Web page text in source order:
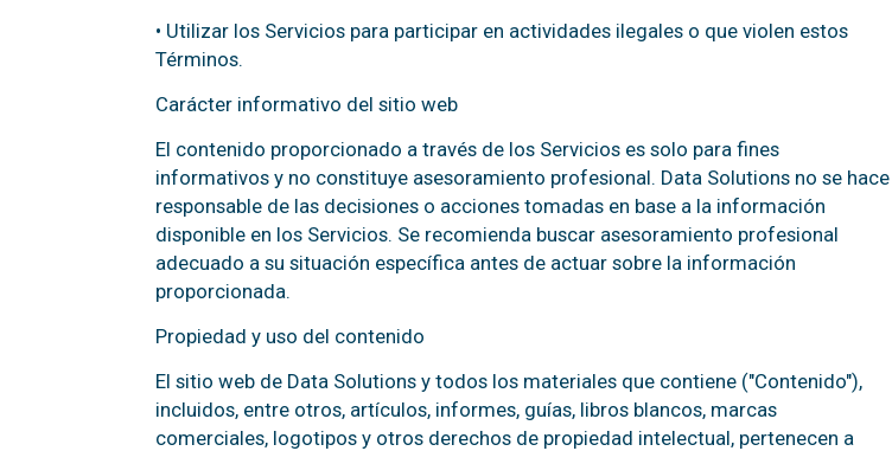
• Utilizar los Servicios para participar en actividades ilegales o que violen estos
Términos.
Carácter informativo del sitio web
El contenido proporcionado a través de los Servicios es solo para fines
informativos y no constituye asesoramiento profesional. Data Solutions no se hace
responsable de las decisiones o acciones tomadas en base a la información
disponible en los Servicios. Se recomienda buscar asesoramiento profesional
adecuado a su situación específica antes de actuar sobre la información
proporcionada.
Propiedad y uso del contenido
El sitio web de Data Solutions y todos los materiales que contiene ("Contenido"),
incluidos, entre otros, artículos, informes, guías, libros blancos, marcas
comerciales, logotipos y otros derechos de propiedad intelectual, pertenecen a